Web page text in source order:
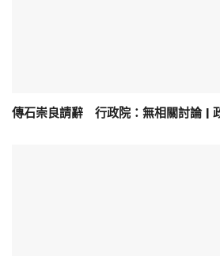
傳石崇良請辭 行政院：無相關討論 |